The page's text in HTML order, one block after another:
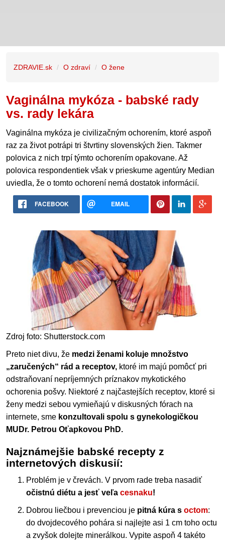
ZDRAVIE.sk O zdraví O žene
Vaginálna mykóza - babské rady
vs. rady lekára
Vaginálna mykóza je civilizačným ochorením, ktoré aspoň
raz za život potrápi tri štvrtiny slovenských žien. Takmer
polovica z nich trpí týmto ochorením opakovane. Až
polovica respondentiek však v prieskume agentúry Median
uviedla, že o tomto ochorení nemá dostatok informácií.
FACEBOOK EMAIL
Zdroj foto: Shutterstock.com
Preto niet divu, že medzi ženami koluje množstvo
„zaručených“ rád a receptov, ktoré im majú pomôcť pri
odstraňovaní nepríjemných príznakov mykotického
ochorenia pošvy. Niektoré z najčastejších receptov, ktoré si
ženy medzi sebou vymieňajú v diskusných fórach na
internete, sme konzultovali spolu s gynekologičkou
MUDr. Petrou Oťapkovou PhD.
Najznámejšie babské recepty z
internetových diskusií:
Problém je v črevách. V prvom rade treba nasadiť
očistnú diétu a jesť veľa cesnaku!
Dobrou liečbou i prevenciou je pitná kúra s octom:
do dvojdecového pohára si najlejte asi 1 cm toho octu
a zvyšok dolejte minerálkou. Vypite aspoň 4 takéto